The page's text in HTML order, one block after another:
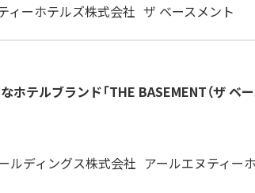
ィーホテルズ株式会社 ザ ベースメント
テルブランド「THE BASEMENT（ザ ベー
ルディングス株式会社 アールエヌティー